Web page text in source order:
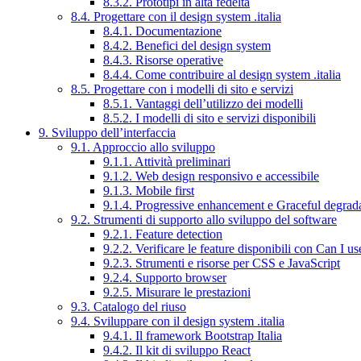
8.4. Progettare con il design system .italia
8.4.1. Documentazione
8.4.2. Benefici del design system
8.4.3. Risorse operative
8.4.4. Come contribuire al design system .italia
8.5. Progettare con i modelli di sito e servizi
8.5.1. Vantaggi dell’utilizzo dei modelli
8.5.2. I modelli di sito e servizi disponibili
9. Sviluppo dell’interfaccia
9.1. Approccio allo sviluppo
9.1.1. Attività preliminari
9.1.2. Web design responsivo e accessibile
9.1.3. Mobile first
9.1.4. Progressive enhancement e Graceful
9.2. Strumenti di supporto allo sviluppo del software
9.2.1. Feature detection
9.2.2. Verificare le feature disponibili con Can I
9.2.3. Strumenti e risorse per CSS e JavaScript
9.2.4. Supporto browser
9.2.5. Misurare le prestazioni
9.3. Catalogo del riuso
9.4. Sviluppare con il design system .italia
9.4.1. Il framework Bootstrap Italia
9.4.2. Il kit di sviluppo React